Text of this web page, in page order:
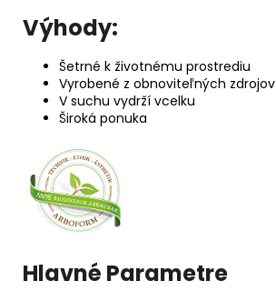
Výhody:
Šetrné k životnému prostrediu
Vyrobené z obnoviteľných zdrojov
V suchu vydrží vcelku
Široká ponuka
Hlavné Parametre